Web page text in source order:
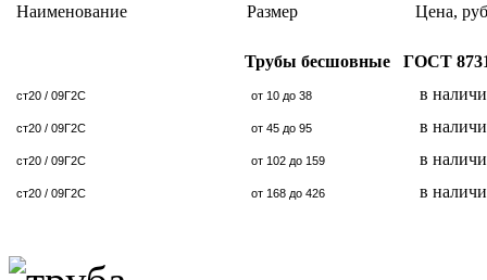
Наименование Размер Цена,
Трубы бесшовные ГОСТ
ст20 / 09Г2С от 10 до 38 в
ст20 / 09Г2С от 45 до 95 в
ст20 / 09Г2С от 102 до 159 в
ст20 / 09Г2С от 168 до 426 в